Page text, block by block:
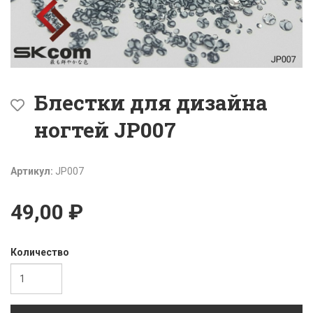
Блестки для дизайна
ногтей JP007
Артикул: JP007
49,00 ₽
Количество